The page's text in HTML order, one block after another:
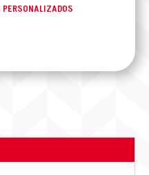
PERSONALIZADOS